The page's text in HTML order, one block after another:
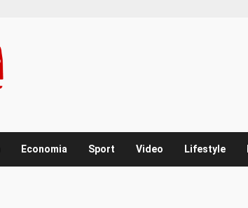
Economia Sport Video Lifestyle